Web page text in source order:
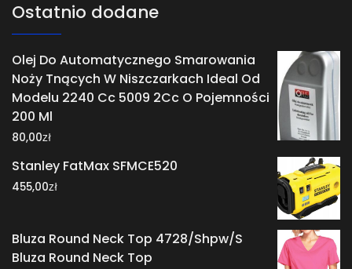
Ostatnio dodane
Olej Do Automatycznego Smarowania
Noży Tnących W Niszczarkach Ideal Od
Modelu 2240 Cc 5009 2Cc O Pojemności
200 Ml
80,00zł
Stanley FatMax SFMCE520
455,00zł
Bluza Round Neck Top 4728/Shpw/S
Bluza Round Neck Top